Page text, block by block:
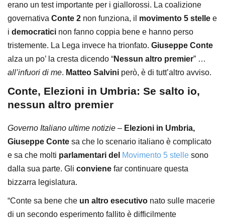
erano un test importante per i giallorossi. La coalizione
governativa Conte 2 non funziona, il movimento 5 stelle e
i democratici non fanno coppia bene e hanno perso
tristemente. La Lega invece ha trionfato. Giuseppe Conte
alza un po’ la cresta dicendo “Nessun altro premier” …
all’infuori di me. Matteo Salvini però, è di tutt’altro avviso.
Conte, Elezioni in Umbria: Se salto io,
nessun altro premier
Governo Italiano ultime notizie – Elezioni in Umbria,
Giuseppe Conte sa che lo scenario italiano è complicato
e sa che molti parlamentari del Movimento 5 stelle sono
dalla sua parte. Gli conviene far continuare questa
bizzarra legislatura.
“Conte sa bene che un altro esecutivo nato sulle macerie
di un secondo esperimento fallito è difficilmente